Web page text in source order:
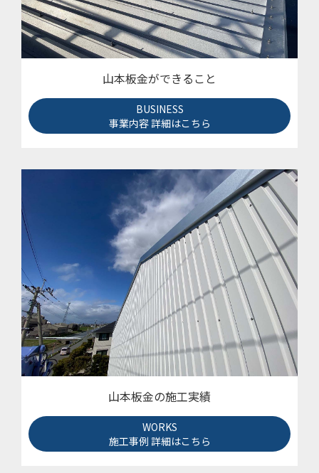
山本板金ができること
BUSINESS
事業内容 詳細はこちら
山本板金の施工実績
WORKS
施工事例 詳細はこちら